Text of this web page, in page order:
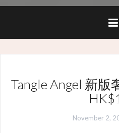
Tangle Angel 新版
November 2,